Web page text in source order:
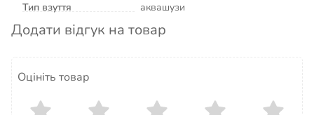
Тип взуття
аквашузи
Додати відгук на товар
Оцініть товар